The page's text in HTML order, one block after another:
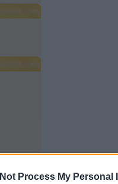
Process My Personal